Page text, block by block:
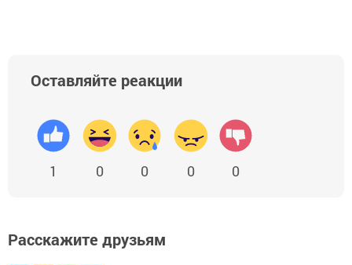
Оставляйте реакции
1 0 0 0 0
Расскажите друзьям